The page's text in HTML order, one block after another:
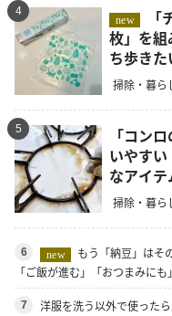
4
new
枚」を
ち歩きた
掃除・暮ら
5
「コン
いやす
なアイテ
掃除・暮ら
6 new
もう「納豆」はそ
「ご飯が進む」「おつまみにも」
7
洋服を洗う以外で使った